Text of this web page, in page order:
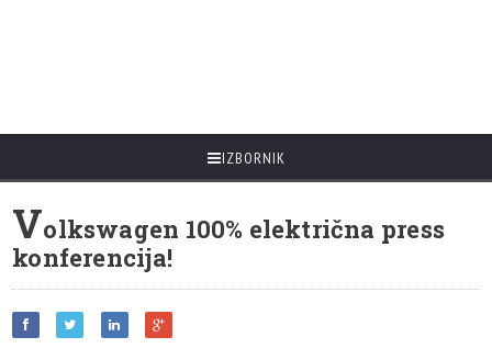
IZBORNIK
Volkswagen 100% električna press
konferencija!